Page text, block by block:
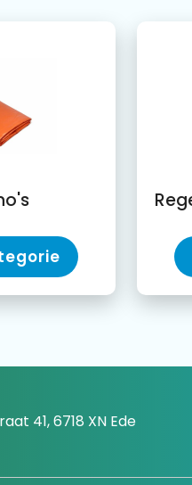
41, 6718 XN Ede